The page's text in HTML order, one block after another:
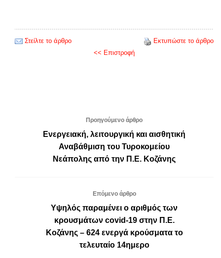
Στείλτε το άρθρο
Εκτυπώστε το άρθρο
<< Επιστροφή
Προηγούμενο άρθρο
Ενεργειακή, λειτουργική και αισθητική
Αναβάθμιση του Τυροκομείου
Νεάπολης από την Π.Ε. Κοζάνης
Επόμενο άρθρο
Υψηλός παραμένει ο αριθμός των
κρουσμάτων covid-19 στην Π.Ε.
Κοζάνης – 624 ενεργά κρούσματα το
τελευταίο 14ημερο